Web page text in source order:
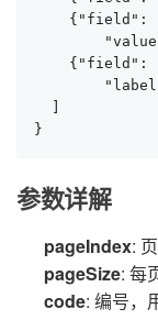
{"field":
{"field":
}
参数详解
pageIndex:
pageSize: 每
code: 编号，